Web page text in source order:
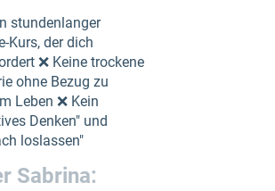
stundenlanger
Kurs, der dich
❌ Keine trockene
ohne Bezug zu
Leben ❌ Kein
Denken" und
loslassen"
Sabrina: